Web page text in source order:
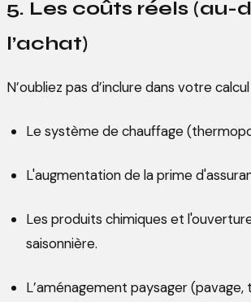
5. Les coûts réels (au-
l’achat)
N’oubliez pas d’inclure dans votre calcul
Le système de chauffage
L'augmentation de la prime
Les produits chimiques et
saisonnière.
L’aménagement paysager